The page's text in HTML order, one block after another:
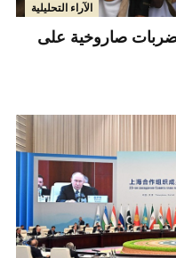
الآراء التحليلية
صاروخية على